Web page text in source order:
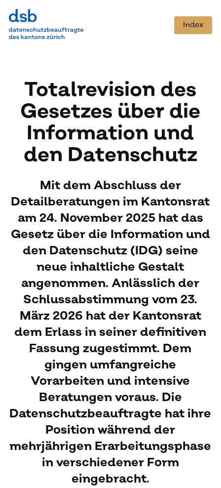
Index
To­tal­re­vi­si­on des
Ge­set­zes über die
In­for­ma­ti­on und
den Da­ten­schutz
Mit dem Abschluss der
Detailberatungen im Kantonsrat
am 24. November 2025 hat das
Gesetz über die Information und
den Datenschutz (IDG) seine
neue inhaltliche Gestalt
angenommen. Anlässlich der
Schlussabstimmung vom 23.
März 2026 hat der Kantonsrat
dem Erlass in seiner definitiven
Fassung zugestimmt. Dem
gingen umfangreiche
Vorarbeiten und intensive
Beratungen voraus. Die
Datenschutzbeauftragte hat ihre
Position während der
mehrjährigen Erarbeitungsphase
in verschiedener Form
eingebracht.